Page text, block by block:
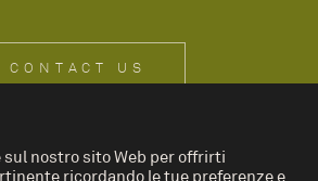
CONTACT US
IT EN
sul nostro sito Web per offrirti